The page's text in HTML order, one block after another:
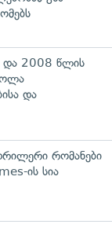
და 2008 წლის
და
რომანები
ის სია